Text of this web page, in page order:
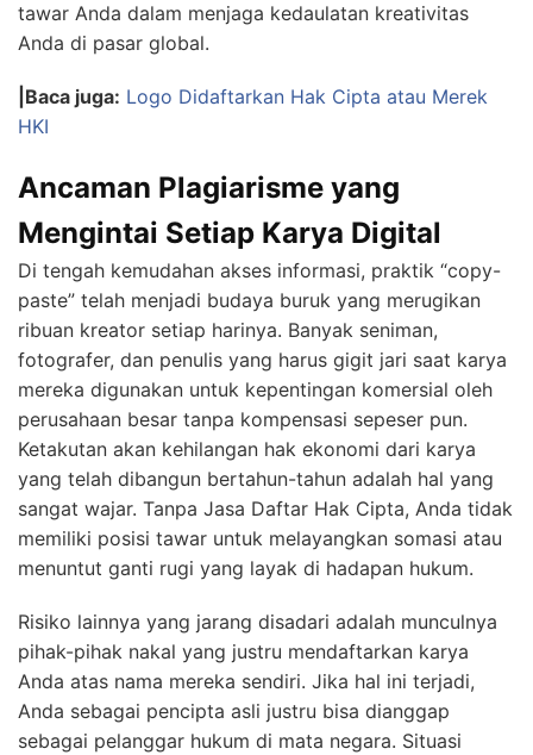
tawar Anda dalam menjaga kedaulatan kreativitas
Anda di pasar global.
|Baca juga: Logo Didaftarkan Hak Cipta atau Merek
HKI
Ancaman Plagiarisme yang
Mengintai Setiap Karya Digital
Di tengah kemudahan akses informasi, praktik “copy-
paste” telah menjadi budaya buruk yang merugikan
ribuan kreator setiap harinya. Banyak seniman,
fotografer, dan penulis yang harus gigit jari saat karya
mereka digunakan untuk kepentingan komersial oleh
perusahaan besar tanpa kompensasi sepeser pun.
Ketakutan akan kehilangan hak ekonomi dari karya
yang telah dibangun bertahun-tahun adalah hal yang
sangat wajar. Tanpa Jasa Daftar Hak Cipta, Anda tidak
memiliki posisi tawar untuk melayangkan somasi atau
menuntut ganti rugi yang layak di hadapan hukum.
Risiko lainnya yang jarang disadari adalah munculnya
pihak-pihak nakal yang justru mendaftarkan karya
Anda atas nama mereka sendiri. Jika hal ini terjadi,
Anda sebagai pencipta asli justru bisa dianggap
sebagai pelanggar hukum di mata negara. Situasi